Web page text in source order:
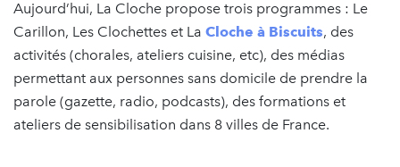
Aujourd’hui, La Cloche propose trois programmes : Le
Carillon, Les Clochettes et La Cloche à Biscuits, des
activités (chorales, ateliers cuisine, etc), des médias
permettant aux personnes sans domicile de prendre la
parole (gazette, radio, podcasts), des formations et
ateliers de sensibilisation dans 8 villes de France.